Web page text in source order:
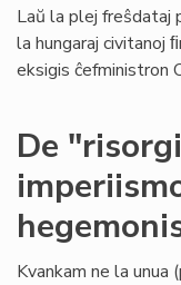
Laŭ la plej freŝdataj
la hungaraj civitanoj
eksigis ĉefministron
De
Kvankam ne la unua